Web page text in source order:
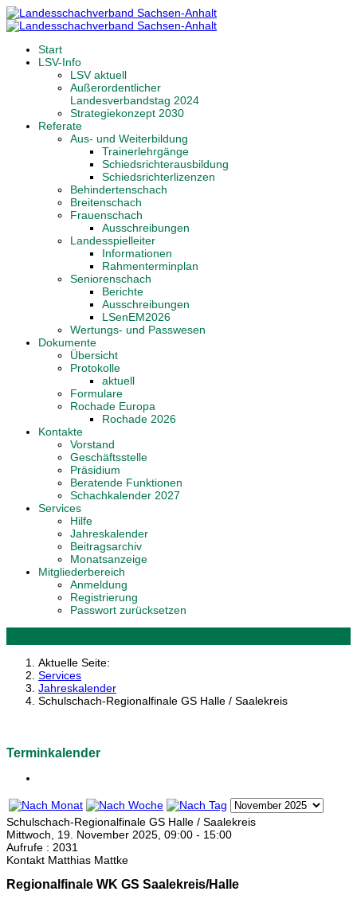
Start
LSV-Info
LSV aktuell
Außerordentlicher
Landesverbandstag 2024
Strategiekonzept 2030
Referate
Aus- und Weiterbildung
Trainerlehrgänge
Schiedsrichterausbildung
Schiedsrichterlizenzen
Behindertenschach
Breitenschach
Frauenschach
Ausschreibungen
Landesspielleiter
Informationen
Rahmenterminplan
Seniorenschach
Berichte
Ausschreibungen
LSenEM2026
Wertungs- und Passwesen
Dokumente
Übersicht
Protokolle
aktuell
Formulare
Rochade Europa
Rochade 2026
Kontakte
Vorstand
Geschäftsstelle
Präsidium
Beratende Funktionen
Schachkalender 2027
Services
Hilfe
Jahreskalender
Beitragsarchiv
Monatsanzeige
Mitgliederbereich
Anmeldung
Registrierung
Passwort zurücksetzen
Aktuelle Seite:
Services
Jahreskalender
Schulschach-Regionalfinale GS Halle / Saalekreis
Terminkalender
Schulschach-Regionalfinale GS Halle / Saalekreis
Mittwoch, 19. November 2025, 09:00 - 15:00
Aufrufe : 2031
Kontakt Matthias Mattke
Regionalfinale WK GS Saalekreis/Halle